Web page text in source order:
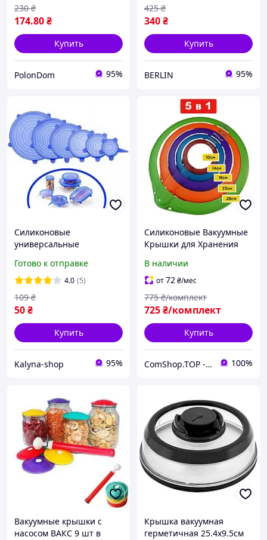
174.80₴
230 ₴
Купить
PolonDom 95%
340₴
425 ₴
Купить
BERLIN 95%
Силиконовые
универсальные
посуды Крышки пленки
растягивающиеся
пищевые многоразовые 6
шт
Готово к отправке
4.0 (5)
50₴
109 ₴
Купить
Kalyna-shop 95%
Силиконовые Вакуумные
Крышки для Хранения
шт для глубокой Посуды
В наличии
от72₴/мес
725₴/комплект
775 ₴/комплект
Купить
ComShop.TOP - Магазин Подарков 100%
Вакуумные крышки с
насосом ВАКС 9 шт в
Крышка вакуумная
герметичная 25.4x9.5см